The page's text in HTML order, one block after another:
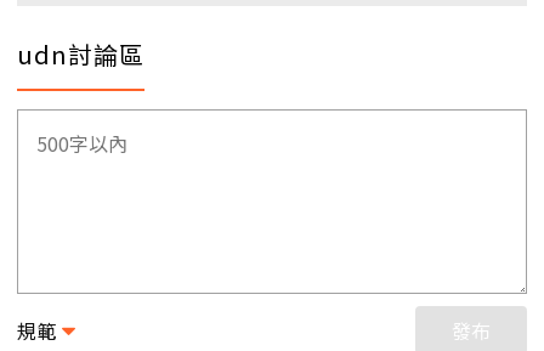
udn討論區
規範 發布